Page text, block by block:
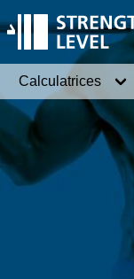
Calculatrices